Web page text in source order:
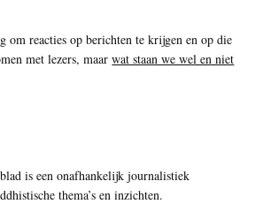
om reacties op berichten te krijgen en op die
met lezers, maarwat staan we wel en niet
is een onafhankelijk journalistiek
thema’s en inzichten.